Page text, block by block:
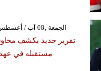
GMT 21:26 2025 الجمعة ,08 آب / أغسطس
تقرير جديد يكشف
مستقبله في عهد